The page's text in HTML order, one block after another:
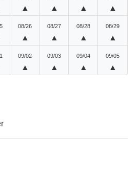
▲ ▲ ▲ ▲
08/26
▲
08/27
▲
08/28
▲
08/29
▲
09/02
▲
09/03
▲
09/04
▲
09/05
▲